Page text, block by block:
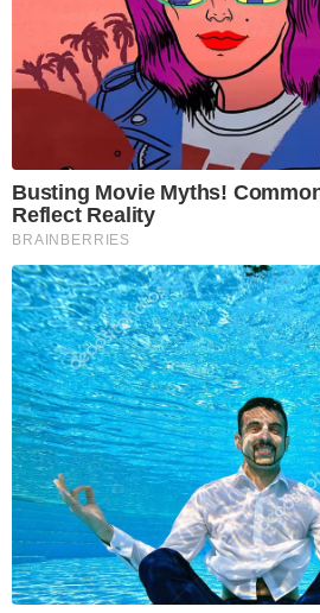
Busting Movie Myths!
Reflect Reality
BRAINBERRIES